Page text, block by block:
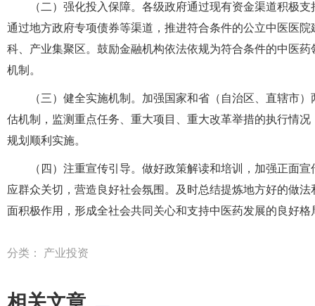
（二）强化投入保障。各级政府通过现有资金渠道积极
通过地方政府专项债券等渠道，推进符合条件的公立中医医
科、产业集聚区。鼓励金融机构依法依规为符合条件的中医
机制。
（三）健全实施机制。加强国家和省（自治区、直辖市
估机制，监测重点任务、重大项目、重大改革举措的执行情
规划顺利实施。
（四）注重宣传引导。做好政策解读和培训，加强正面
应群众关切，营造良好社会氛围。及时总结提炼地方好的做
面积极作用，形成全社会共同关心和支持中医药发展的良好格
分类： 产业投资